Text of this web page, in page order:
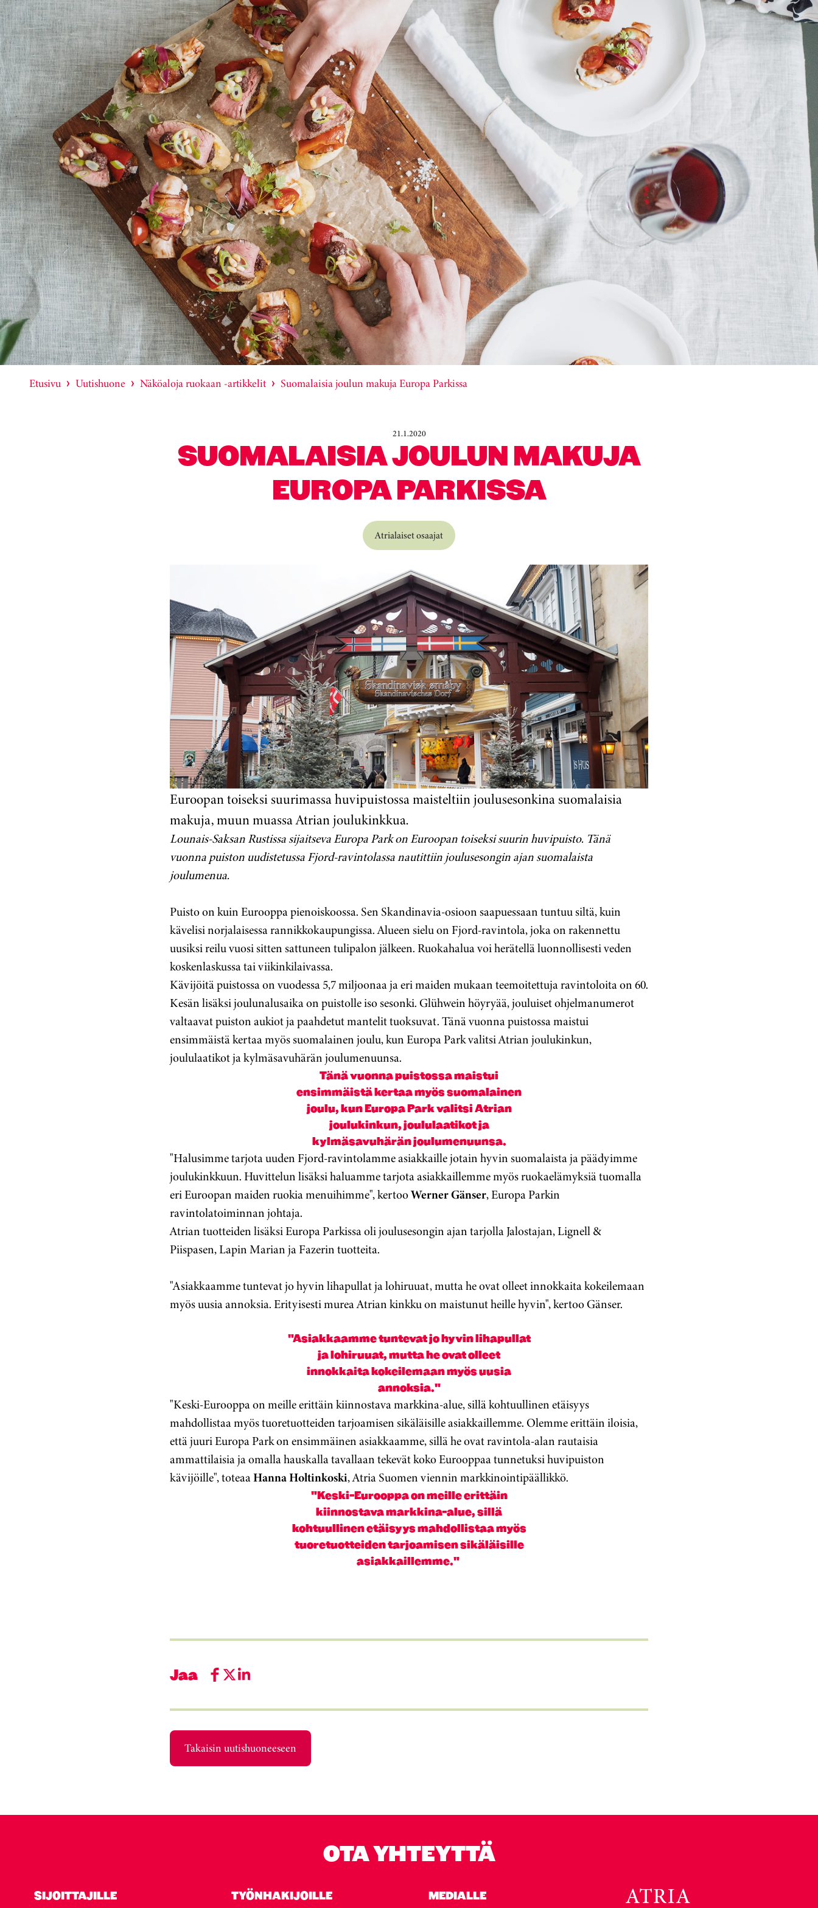
Etusivu Uutishuone Näköaloja ruokaan -artikkelit Suomalaisia joulun makuja Europa Parkissa
21.1.2020
SUOMALAISIA JOULUN MAKUJA
EUROPA PARKISSA
Atrialaiset osaajat
Euroopan toiseksi suurimassa huvipuistossa maisteltiin joulusesonkina suomalaisia
makuja, muun muassa Atrian joulukinkkua.
Lounais-Saksan Rustissa sijaitseva Europa Park on Euroopan toiseksi suurin huvipuisto. Tänä
vuonna puiston uudistetussa Fjord-ravintolassa nautittiin joulusesongin ajan suomalaista
joulumenua.
Puisto on kuin Eurooppa pienoiskoossa. Sen Skandinavia-osioon saapuessaan tuntuu siltä, kuin
kävelisi norjalaisessa rannikkokaupungissa. Alueen sielu on Fjord-ravintola, joka on rakennettu
uusiksi reilu vuosi sitten sattuneen tulipalon jälkeen. Ruokahalua voi herätellä luonnollisesti veden
koskenlaskussa tai viikinkilaivassa.
Kävijöitä puistossa on vuodessa 5,7 miljoonaa ja eri maiden mukaan teemoitettuja ravintoloita on 60.
Kesän lisäksi joulunalusaika on puistolle iso sesonki. Glühwein höyryää, jouluiset ohjelmanumerot
valtaavat puiston aukiot ja paahdetut mantelit tuoksuvat. Tänä vuonna puistossa maistui
ensimmäistä kertaa myös suomalainen joulu, kun Europa Park valitsi Atrian joulukinkun,
joululaatikot ja kylmäsavuhärän joulumenuunsa.
Tänä vuonna puistossa maistui
ensimmäistä kertaa myös suomalainen
joulu, kun Europa Park valitsi Atrian
joulukinkun, joululaatikot ja
kylmäsavuhärän joulumenuunsa.
"Halusimme tarjota uuden Fjord-ravintolamme asiakkaille jotain hyvin suomalaista ja päädyimme
joulukinkkuun. Huvittelun lisäksi haluamme tarjota asiakkaillemme myös ruokaelämyksiä tuomalla
eri Euroopan maiden ruokia menuihimme", kertooWerner Gänser, Europa Parkin
ravintolatoiminnan johtaja.
Atrian tuotteiden lisäksi Europa Parkissa oli joulusesongin ajan tarjolla Jalostajan, Lignell &
Piispasen, Lapin Marian ja Fazerin tuotteita.
"Asiakkaamme tuntevat jo hyvin lihapullat ja lohiruuat, mutta he ovat olleet innokkaita kokeilemaan
myös uusia annoksia. Erityisesti murea Atrian kinkku on maistunut heille hyvin", kertoo Gänser.
"Asiakkaamme tuntevat jo hyvin lihapullat
ja lohiruuat, mutta he ovat olleet
innokkaita kokeilemaan myös uusia
annoksia."
"Keski-Eurooppa on meille erittäin kiinnostava markkina-alue, sillä kohtuullinen etäisyys
mahdollistaa myös tuoretuotteiden tarjoamisen sikäläisille asiakkaillemme. Olemme erittäin iloisia,
että juuri Europa Park on ensimmäinen asiakkaamme, sillä he ovat ravintola-alan rautaisia
ammattilaisia ja omalla hauskalla tavallaan tekevät koko Eurooppaa tunnetuksi huvipuiston
kävijöille", toteaaHanna Holtinkoski, Atria Suomen viennin markkinointipäällikkö.
"Keski-Eurooppa on meille erittäin
kiinnostava markkina-alue, sillä
kohtuullinen etäisyys mahdollistaa myös
tuoretuotteiden tarjoamisen sikäläisille
asiakkaillemme."
Jaa
Takaisin uutishuoneeseen
OTA YHTEYTTÄ
SIJOITTAJILLE TYÖNHAKIJOILLE MEDIALLE